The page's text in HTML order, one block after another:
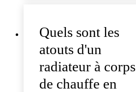
Quels sont les
atouts d'un
radiateur à corps
de chauffe en